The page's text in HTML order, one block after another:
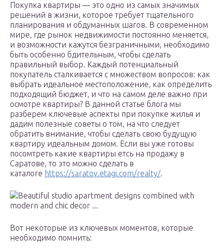
Покупка квартиры — это одно из самых значимых
решений в жизни, которое требует тщательного
планирования и обдуманных шагов. В современном
мире, где рынок недвижимости постоянно меняется,
и возможности кажутся безграничными, необходимо
быть особенно бдительным, чтобы сделать
правильный выбор. Каждый потенциальный
покупатель сталкивается с множеством вопросов: как
выбрать идеальное местоположение, как определить
подходящий бюджет, и что на самом деле важно при
осмотре квартиры? В данной статье блога мы
разберем ключевые аспекты при покупке жилья и
дадим полезные советы о том, на что следует
обратить внимание, чтобы сделать свою будущую
квартиру идеальным домом. Если вы уже готовы
посомтреть какие квартиры етсь на продажу в
Саратове, то это можно сделать в
каталоге https://saratov.etagi.com/realty/.
Вот некоторые из ключевых моментов, которые
необходимо помнить: